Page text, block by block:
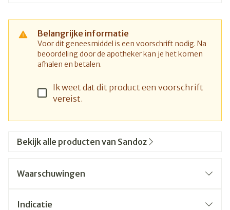
Belangrijke informatie
Voor dit geneesmiddel is een voorschrift nodig. Na
beoordeling door de apotheker kan je het komen
afhalen en betalen.
Ik weet dat dit product een voorschrift
vereist.
Bekijk alle producten van Sandoz
Waarschuwingen
Indicatie